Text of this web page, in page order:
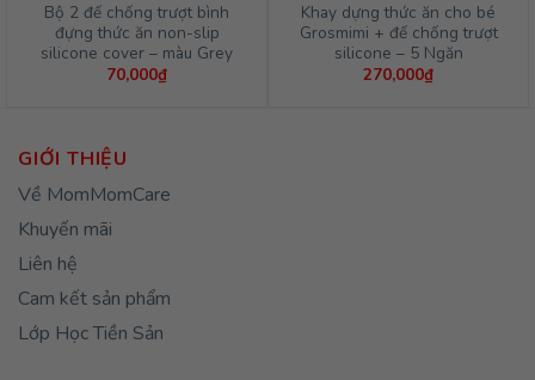
Bộ 2 đế chống trượt bình
đựng thức ăn non-slip
silicone cover – màu Grey
70,000₫
Khay dựng thức ăn cho bé
Grosmimi + đế chống trượt
silicone – 5 Ngăn
270,000₫
GIỚI THIỆU
Về MomMomCare
Khuyến mãi
Liên hệ
Cam kết sản phẩm
Lớp Học Tiền Sản